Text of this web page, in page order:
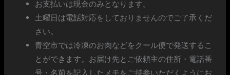
お支払いは現金のみとなります。
土曜日は電話対応をしておりませんのでご了承くだ
さい。
青空市では冷凍のお肉などをクール便で発送するこ
とができます。お届け先とご依頼主の住所・電話番
号・名前を記入したメモをご持参いただくようにお